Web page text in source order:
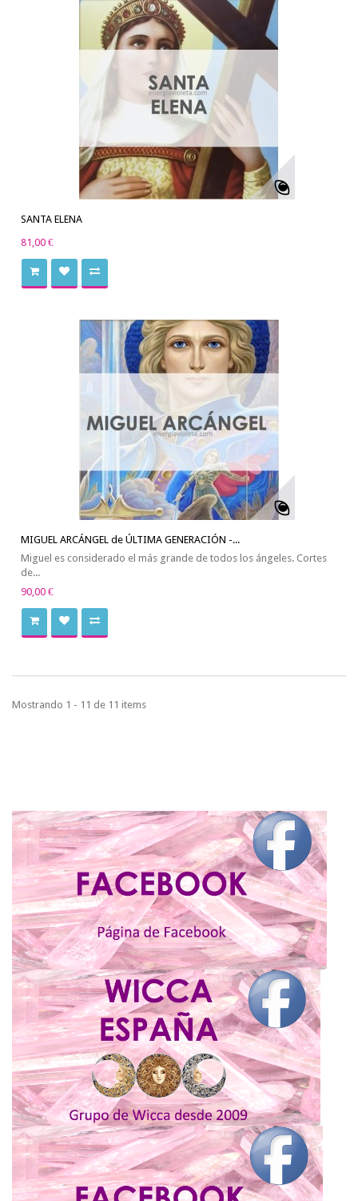
SANTA ELENA
81,00 €
MIGUEL ARCÁNGEL de ÚLTIMA GENERACIÓN -...
Miguel es considerado el más grande de todos los ángeles. Cortes
de...
90,00 €
Mostrando 1 - 11 de 11 items